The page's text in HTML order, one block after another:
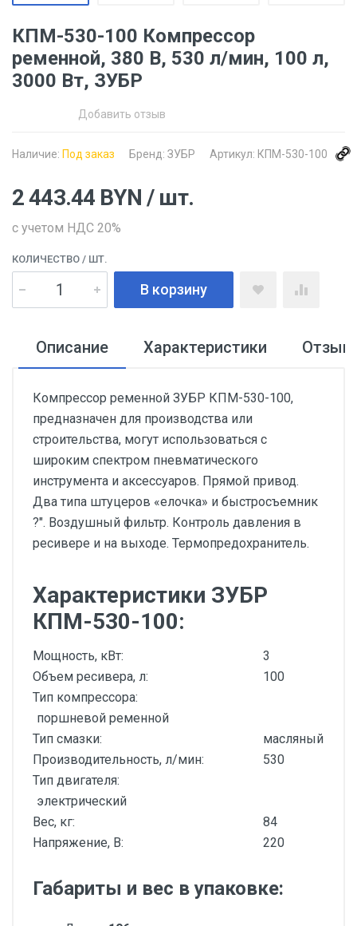
КПМ-530-100 Компрессор
ременной, 380 В, 530 л/мин, 100 л,
3000 Вт, ЗУБР
Добавить отзыв
Наличие: Под заказ Бренд: ЗУБР Артикул: КПМ-530-100
2 443.44 BYN / шт.
с учетом НДС 20%
КОЛИЧЕСТВО / ШТ.
В корзину
Описание Характеристики
Компрессор ременной ЗУБР КПМ-530-100,
предназначен для производства или
строительства, могут использоваться с
широким спектром пневматического
инструмента и аксессуаров. Прямой привод.
Два типа штуцеров «елочка» и быстросъемник
?". Воздушный фильтр. Контроль давления в
ресивере и на выходе. Термопредохранитель.
Характеристики ЗУБР
КПМ-530-100:
Мощность, кВт:
3
Объем ресивера, л:
100
Тип компрессора:
поршневой ременной
Тип смазки:
масляный
Производительность, л/мин:
530
Тип двигателя:
электрический
Вес, кг:
84
Напряжение, В:
220
Габариты и вес в упаковке: